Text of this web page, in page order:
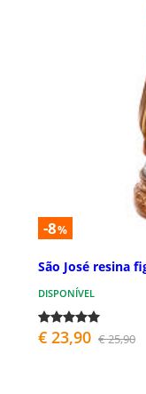
-8%
São José resina
DISPONÍVEL
€ 23,90 € 25,90